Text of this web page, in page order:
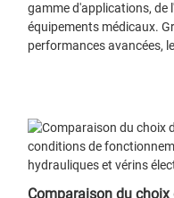
gamme d'applications,
équipements médicaux.
performances avancées,
Comparaison du